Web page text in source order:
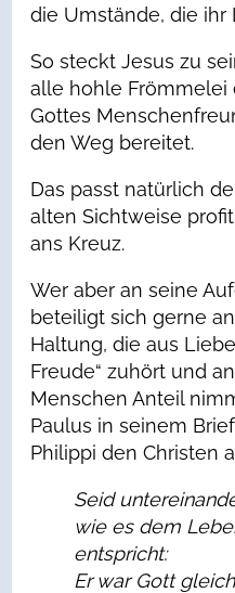
die Umstände, die
So steckt Jesus zu
alle hohle
Gottes
den Weg bereitet.
Das passt natürlich
alten Sichtweise
ans Kreuz.
Wer aber an seine
beteiligt sich gerne
Haltung, die aus
Freude“ zuhört und
Menschen Anteil
Paulus in seinem
Philippi den Christen
Seid
wie es dem
entspricht:
Er war Gott